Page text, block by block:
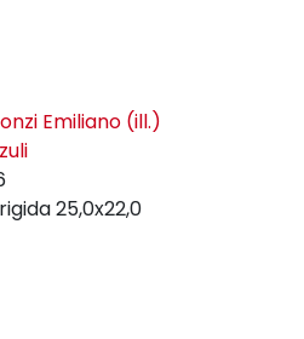
Emiliano (ill.)
25,0x22,0